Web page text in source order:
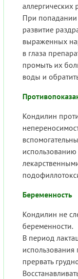
аллергических
При попадании
развитие
выраженных
в глаза
промыть их
воды и
Кондилин
Беременность
Кондилин не
беременности.
В период
прервать